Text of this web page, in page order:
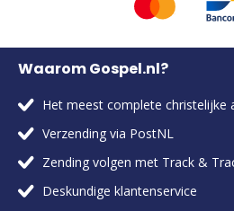
Waarom Gospel.nl?
Het meest complete christelijke
Verzending via PostNL
Zending volgen met Track &
Deskundige klantenservice